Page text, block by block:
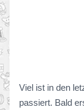
Viel ist in den
passiert. Bald